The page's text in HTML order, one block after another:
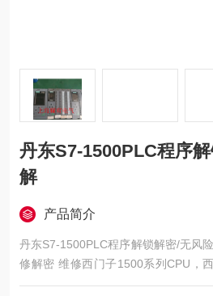
丹东S7-1500PLC程序
解
产品简介
丹东S7-1500PLC程序解锁解密/无风
修解密 维修西门子1500系列CPU，
西门子PLC1512维修解密，西门子